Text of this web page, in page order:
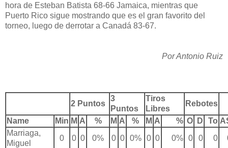
hora de Esteban Batista 68-66 Jamaica, mientras que
Puerto Rico sigue mostrando que es el gran favorito del
torneo, luego de derrotar a Canadá 83-67.
Por Antonio Ruiz
2 Puntos
3
Puntos
Tiros
Libres
Rebotes
Name
Min M A % M A % M A % O D To
Marriaga,
Miguel
0 0 0 0% 0 0 0% 0 0 0% 0 0 0